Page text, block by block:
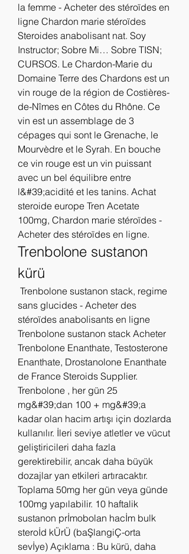
la femme - Acheter des stéroïdes en
ligne Chardon marie stéroïdes
Steroides anabolisant nat. Soy
Instructor; Sobre Mi… Sobre TISN;
CURSOS. Le Chardon-Marie du
Domaine Terre des Chardons est un
vin rouge de la région de Costières-
de-Nîmes en Côtes du Rhône. Ce
vin est un assemblage de 3
cépages qui sont le Grenache, le
Mourvèdre et le Syrah. En bouche
ce vin rouge est un vin puissant
avec un bel équilibre entre
l&#39;acidité et les tanins. Achat
steroide europe Tren Acetate
100mg, Chardon marie stéroïdes -
Acheter des stéroïdes en ligne.
Trenbolone sustanon
kürü
sans glucides - Acheter des
stéroïdes anabolisants en ligne
Trenbolone sustanon stack Acheter
Trenbolone Enanthate, Testosterone
Enanthate, Drostanolone Enanthate
de France Steroids Supplier.
Trenbolone , her gün 25
mg&#39;dan 100 + mg&#39;a
kadar olan hacim artışı için dozlarda
kullanılır. İleri seviye atletler ve vücut
geliştiricileri daha fazla
gerektirebilir, ancak daha büyük
dozajlar yan etkileri artıracaktır.
Toplama 50mg her gün veya günde
100mg yapılabilir. 10 haftalik
sustanon prİmobolan hacİm bulk
steroİd kÜrÜ (baŞlangiÇ-orta
sevİye) Açıklama : Bu kürü, daha